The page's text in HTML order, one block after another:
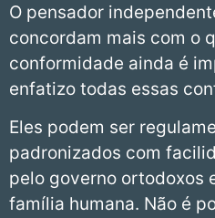
O pensador
concordam mais com o
conformidade ainda é
enfatizo todas essas
Eles podem ser
padronizados com
pelo governo ortodoxos
família humana. Não é